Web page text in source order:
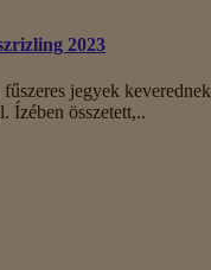
2023
jegyek
Ízében összetett,..